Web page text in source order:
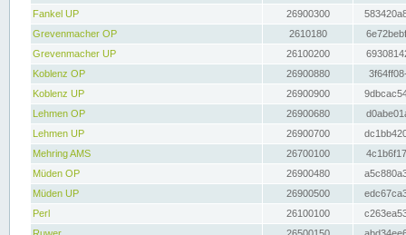
Fankel UP
26900300
Grevenmacher OP
2610180
Grevenmacher UP
26100200
Koblenz OP
26900880
Koblenz UP
26900900
Lehmen OP
26900680
Lehmen UP
26900700
Mehring AMS
26700100
Müden OP
26900480
Müden UP
26900500
Perl
26100100